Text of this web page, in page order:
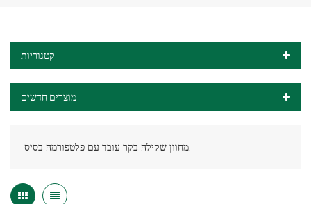
קטגוריות
מוצרים חדשים
מחוון שקילה בקר עובד עם פלטפורמה בסיס.